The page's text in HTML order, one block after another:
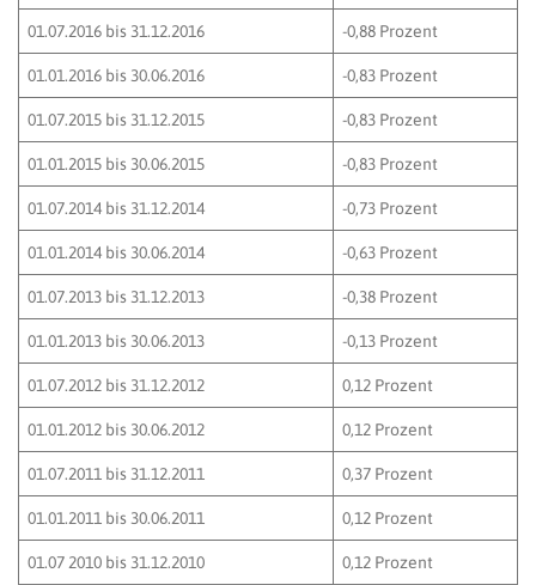
01.07.2016 bis 31.12.2016 -0,88 Prozent
01.01.2016 bis 30.06.2016 -0,83 Prozent
01.07.2015 bis 31.12.2015 -0,83 Prozent
01.01.2015 bis 30.06.2015 -0,83 Prozent
01.07.2014 bis 31.12.2014 -0,73 Prozent
01.01.2014 bis 30.06.2014 -0,63 Prozent
01.07.2013 bis 31.12.2013 -0,38 Prozent
01.01.2013 bis 30.06.2013 -0,13 Prozent
01.07.2012 bis 31.12.2012 0,12 Prozent
01.01.2012 bis 30.06.2012 0,12 Prozent
01.07.2011 bis 31.12.2011 0,37 Prozent
01.01.2011 bis 30.06.2011 0,12 Prozent
01.07 2010 bis 31.12.2010 0,12 Prozent